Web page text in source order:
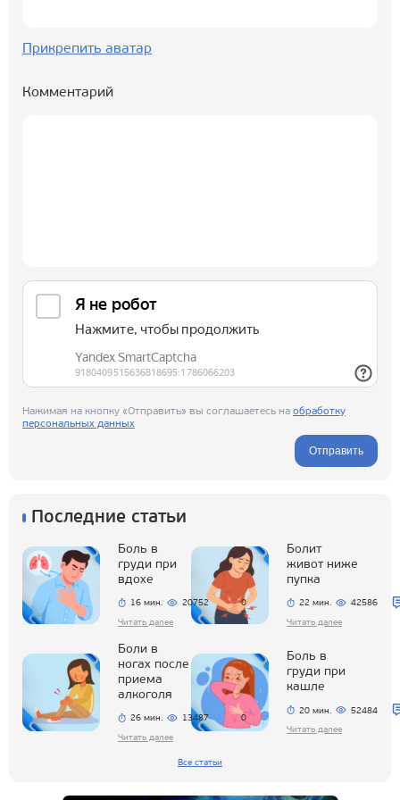
Прикрепить аватар
Комментарий
Нажимая на кнопку «Отправить» вы соглашаетесь на обработку
персональных данных
Отправить
Последние статьи
Боль в
груди при
вдохе
16 мин. 20752
0
Читать далее
Болит
живот ниже
пупка
22 мин.
42586
Читать далее
Боли в
ногах после
приема
алкоголя
26 мин. 13487
0
Читать далее
Боль в
груди при
кашле
20 мин.
52484
Читать далее
Все статьи